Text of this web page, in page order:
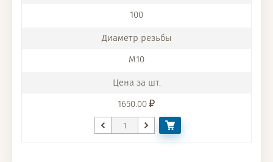
100
M10
1650.00